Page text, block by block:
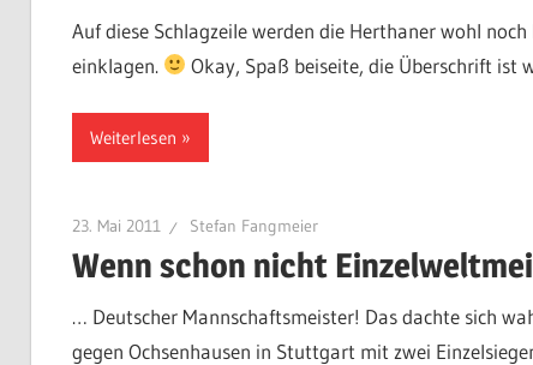
Auf diese Schlagzeile werden die Herthaner wohl
einklagen.
Okay, Spaß beiseite, die Überschrift ist
Weiterlesen
23. Mai 2011 Stefan Fangmeier
Wenn schon nicht
… Deutscher Mannschaftsmeister! Das dachte sich
gegen Ochsenhausen in Stuttgart mit zwei